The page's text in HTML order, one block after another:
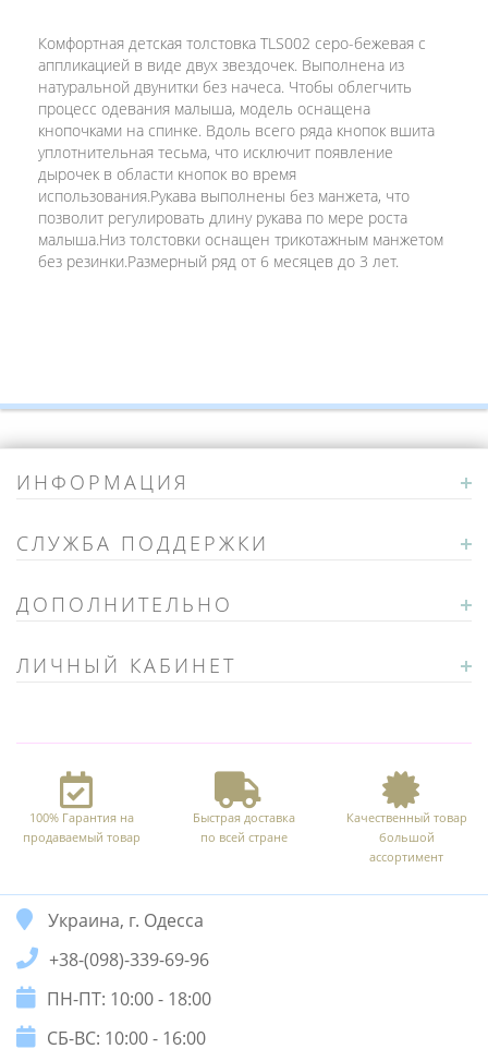
Комфортная детская толстовка TLS002 серо-бежевая с
аппликацией в виде двух звездочек. Выполнена из
натуральной двунитки без начеса. Чтобы облегчить
процесс одевания малыша, модель оснащена
кнопочками на спинке. Вдоль всего ряда кнопок вшита
уплотнительная тесьма, что исключит появление
дырочек в области кнопок во время
использования.Рукава выполнены без манжета, что
позволит регулировать длину рукава по мере роста
малыша.Низ толстовки оснащен трикотажным манжетом
без резинки.Размерный ряд от 6 месяцев до 3 лет.
ИНФОРМАЦИЯ
СЛУЖБА ПОДДЕРЖКИ
ДОПОЛНИТЕЛЬНО
ЛИЧНЫЙ КАБИНЕТ
100% Гарантия на
продаваемый товар
Быстрая доставка
по всей стране
Качественный товар
большой
ассортимент
Украина, г. Одесса
+38-(098)-339-69-96
ПН-ПТ: 10:00 - 18:00
СБ-ВС: 10:00 - 16:00